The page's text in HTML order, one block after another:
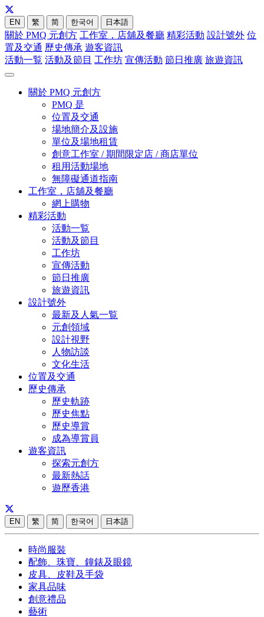
EN 繁 简 한국어 日本語
關於 PMQ 元創方 工作室，店舖及餐廳 精彩活動 設計號外 位
置及交通 歷史傳承 遊客資訊
活動一覧 活動及節目 工作坊 宣傳活動 節日推廣 旅遊資訊
關於 PMQ 元創方
PMQ 是
位置及交通
場地簡介及設施
單位及場地租賃
創意工作室 / 期間限定店 / 商店單位
租用活動場地
無障礙通道指南
工作室，店舖及餐廳
網上購物
精彩活動
活動一覧
活動及節目
工作坊
宣傳活動
節日推廣
旅遊資訊
設計號外
最新及人氣一覧
元創領域
設計視野
人物訪談
文化生活
位置及交通
歷史傳承
歷史軌跡
歷史焦點
歷史導賞
成為導賞員
遊客資訊
探索元創方
最新熱話
遊歷香港
EN 繁 简 한국어 日本語
時尚服裝
配飾、珠寶、鐘錶及眼鏡
皮具、皮鞋及手袋
家具品味
創意禮品
藝術